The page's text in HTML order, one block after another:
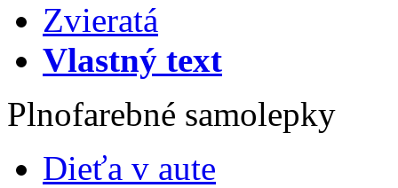
Zvieratá
Vlastný text
Plnofarebné samolepky
Dieťa v aute